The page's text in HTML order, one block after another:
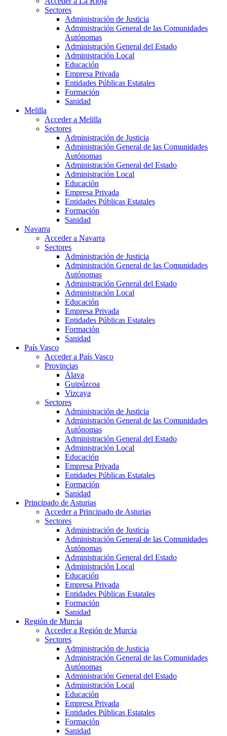
Sectores
Administración de Justicia
Administración General de las Comunidades
Autónomas
Administración General del Estado
Administración Local
Educación
Empresa Privada
Entidades Públicas Estatales
Formación
Sanidad
Melilla
Acceder a Melilla
Sectores
Administración de Justicia
Administración General de las Comunidades
Autónomas
Administración General del Estado
Administración Local
Educación
Empresa Privada
Entidades Públicas Estatales
Formación
Sanidad
Navarra
Acceder a Navarra
Sectores
Administración de Justicia
Administración General de las Comunidades
Autónomas
Administración General del Estado
Administración Local
Educación
Empresa Privada
Entidades Públicas Estatales
Formación
Sanidad
País Vasco
Acceder a País Vasco
Provincias
Álava
Guipúzcoa
Vizcaya
Sectores
Administración de Justicia
Administración General de las Comunidades
Autónomas
Administración General del Estado
Administración Local
Educación
Empresa Privada
Entidades Públicas Estatales
Formación
Sanidad
Principado de Asturias
Acceder a Principado de Asturias
Sectores
Administración de Justicia
Administración General de las Comunidades
Autónomas
Administración General del Estado
Administración Local
Educación
Empresa Privada
Entidades Públicas Estatales
Formación
Sanidad
Región de Murcia
Acceder a Región de Murcia
Sectores
Administración de Justicia
Administración General de las Comunidades
Autónomas
Administración General del Estado
Administración Local
Educación
Empresa Privada
Entidades Públicas Estatales
Formación
Sanidad